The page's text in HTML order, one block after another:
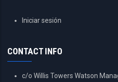
USERIniciar sesión
CONTACT INFO
c/o Willis Towers Watson